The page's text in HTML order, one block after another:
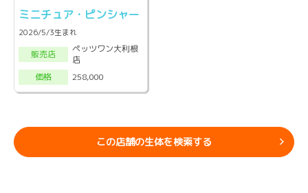
ミニチュア・ピンシャー
2026/5/3生まれ
販売店
ペッツワン大利根
店
価格
258,000
この店舗の生体を検索する